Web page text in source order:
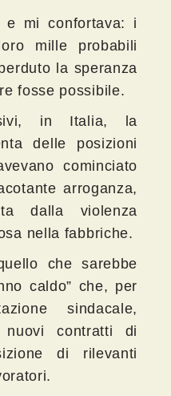
e mi confortava: i
mille probabili
la speranza
fosse possibile.
in Italia, la
delle posizioni
cominciato
arroganza,
dalla violenza
nella fabbriche.
che sarebbe
caldo” che, per
sindacale,
nuovi contratti di
di rilevanti